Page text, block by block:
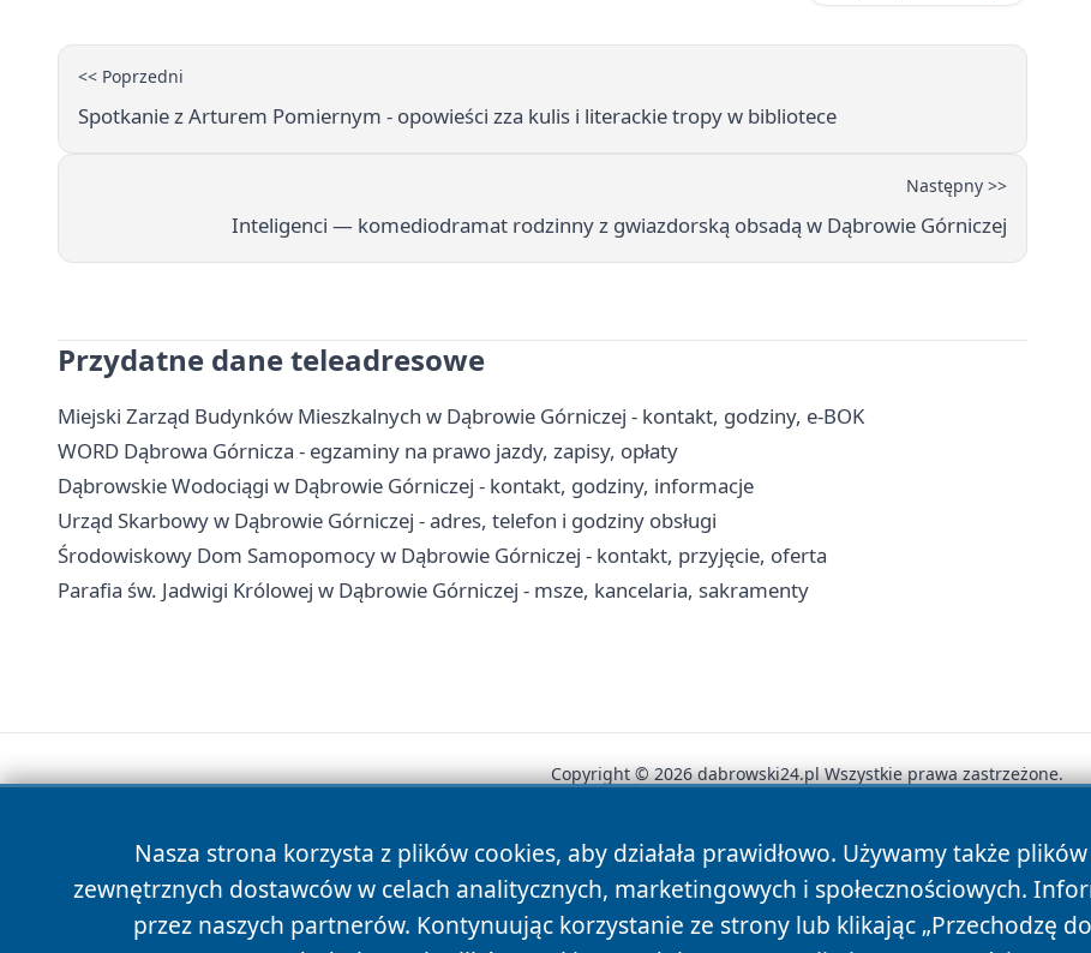
<< Poprzedni
Spotkanie z Arturem Pomiernym - opowieści zza kulis i literackie tropy w bibliotece
Następny >>
Inteligenci — komediodramat rodzinny z gwiazdorską obsadą w Dąbrowie Górniczej
Przydatne dane teleadresowe
Miejski Zarząd Budynków Mieszkalnych w Dąbrowie Górniczej - kontakt, godziny, e-BOK
WORD Dąbrowa Górnicza - egzaminy na prawo jazdy, zapisy, opłaty
Dąbrowskie Wodociągi w Dąbrowie Górniczej - kontakt, godziny, informacje
Urząd Skarbowy w Dąbrowie Górniczej - adres, telefon i godziny obsługi
Środowiskowy Dom Samopomocy w Dąbrowie Górniczej - kontakt, przyjęcie, oferta
Parafia św. Jadwigi Królowej w Dąbrowie Górniczej - msze, kancelaria, sakramenty
Nasza strona korzysta z plików cookies, aby działała prawidłowo. Używamy także
zewnętrznych dostawców w celach analitycznych, marketingowych i społecznościowych.
przez naszych partnerów. Kontynuując korzystanie ze strony lub klikając „Przechodzę
Copyright © 2026 dabrowski24.pl Wszystkie prawa zastrzeżone.
News Autorzy Polityka Prywatności Polityka Cookies